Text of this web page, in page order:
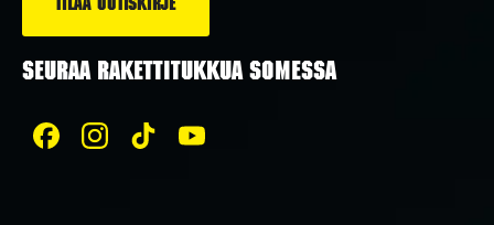
SEURAA RAKETTITUKKUA SOMESSA